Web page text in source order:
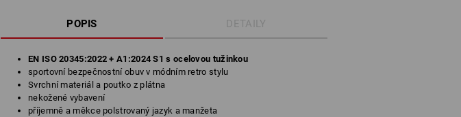
POPIS DETAILY
EN ISO 20345:2022 + A1:2024 S1 s ocelovou tužinkou
sportovní bezpečnostní obuv v módním retro stylu
Svrchní materiál a poutko z plátna
nekožené vybavení
příjemně a měkce polstrovaný jazyk a manžeta